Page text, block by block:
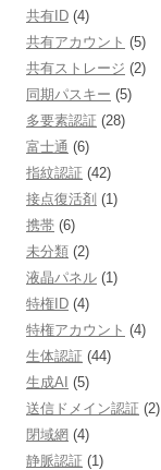
共有ID (4)
共有アカウント (5)
共有ストレージ (2)
同期パスキー (5)
多要素認証 (28)
富士通 (6)
指紋認証 (42)
接点復活剤 (1)
携帯 (6)
未分類 (2)
液晶パネル (1)
特権ID (4)
特権アカウント (4)
生体認証 (44)
生成AI (5)
送信ドメイン認証 (2)
閉域網 (4)
静脈認証 (1)